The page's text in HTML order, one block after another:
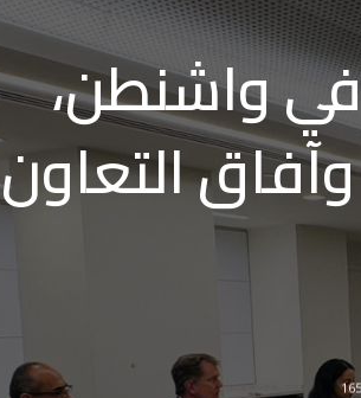
في واشنطن،
التعاون
165